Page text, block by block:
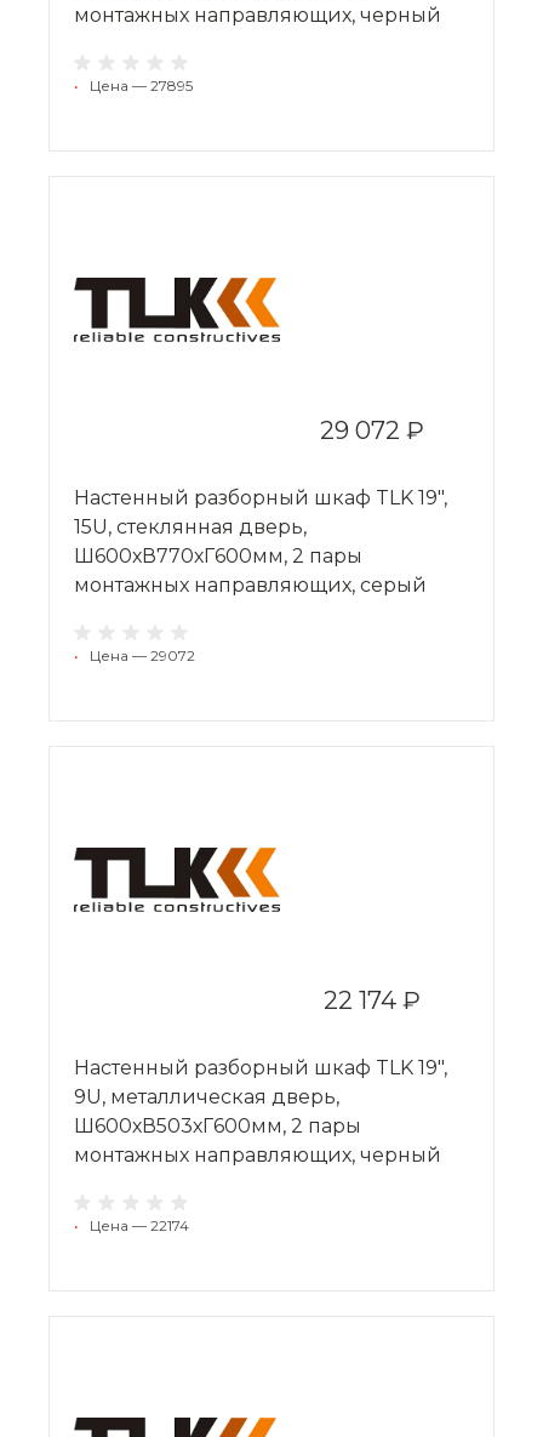
монтажных направляющих, черный
• Цена — 27895
29 072 ₽
Настенный разборный шкаф TLK 19",
15U, стеклянная дверь,
Ш600хВ770хГ600мм, 2 пары
монтажных направляющих, серый
• Цена — 29072
22 174 ₽
Настенный разборный шкаф TLK 19",
9U, металлическая дверь,
Ш600хВ503хГ600мм, 2 пары
монтажных направляющих, черный
• Цена — 22174